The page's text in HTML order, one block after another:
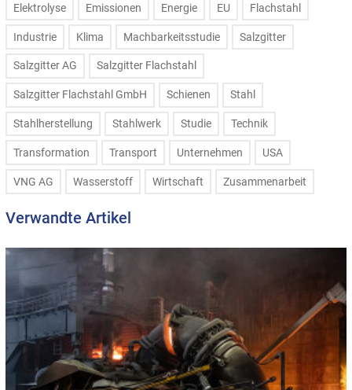
Elektrolyse Emissionen Energie EU Flachstahl
Industrie Klima Machbarkeitsstudie Salzgitter
Salzgitter AG Salzgitter Flachstahl
Salzgitter Flachstahl GmbH Schienen Stahl
Stahlherstellung Stahlwerk Studie Technik
Transformation Transport Unternehmen USA
VNG AG Wasserstoff Wirtschaft Zusammenarbeit
Verwandte Artikel